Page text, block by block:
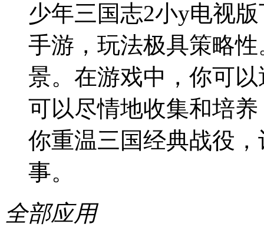
少年三国志2小y电视
手游，玩法极具策略
景。在游戏中，你可
可以尽情地收集和培
你重温三国经典战役
事。
全部应用